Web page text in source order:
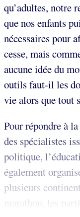
qu’adultes, notre
que nos enfants
nécessaires pour
cesse, mais
aucune idée du
outils faut-il les
vie alors que tout
Pour répondre à
des spécialistes
politique,
également
plusieurs
marathon, les